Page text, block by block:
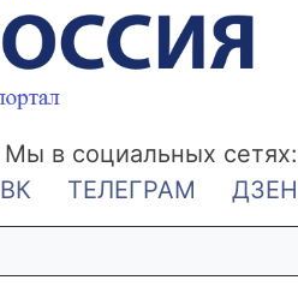
Мы в социальных сетях:
ВК
ТЕЛЕГРАМ ДЗЕН